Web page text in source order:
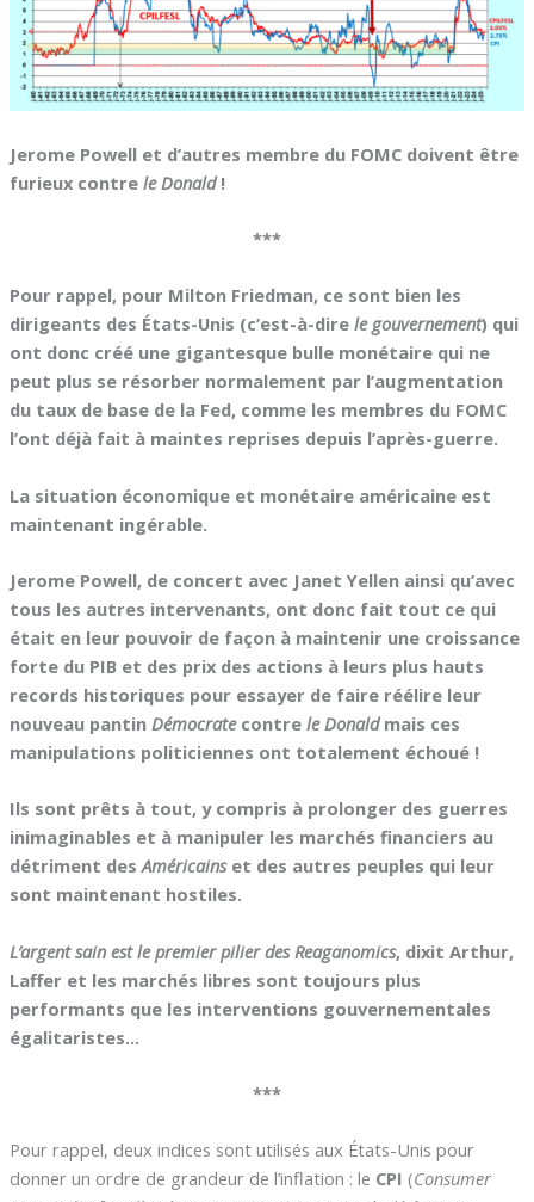
Jerome Powell et d’autres membre du FOMC doivent être
furieux contre le Donald!
***
Pour rappel, pour Milton Friedman, ce sont bien les
dirigeants des États-Unis (c’est-à-dire le gouvernement) qui
ont donc créé une gigantesque bulle monétaire qui ne
peut plus se résorber normalement par l’augmentation
du taux de base de la Fed, comme les membres du FOMC
l’ont déjà fait à maintes reprises depuis l’après-guerre.
La situation économique et monétaire américaine est
maintenant ingérable.
Jerome Powell, de concert avec Janet Yellen ainsi qu’avec
tous les autres intervenants, ont donc fait tout ce qui
était en leur pouvoir de façon à maintenir une croissance
forte du PIB et des prix des actions à leurs plus hauts
records historiques pour essayer de faire réélire leur
nouveau pantin Démocratecontre le Donaldmais ces
manipulations politiciennes ont totalement échoué !
Ils sont prêts à tout, y compris à prolonger des guerres
inimaginables et à manipuler les marchés financiers au
détriment desAméricainset des autres peuples qui leur
sont maintenant hostiles.
L’argent sain est le premier pilier des Reaganomics, dixit Arthur,
Laffer et les marchés libres sont toujours plus
performants que les interventions gouvernementales
égalitaristes…
***
Pour rappel, deux indices sont utilisés aux États-Unis pour
donner un ordre de grandeur de l’inflation : le CPI (Consumer